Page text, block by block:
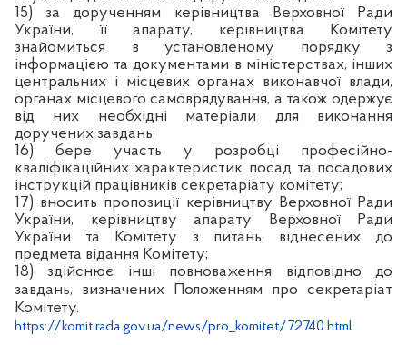
15) за дорученням керівництва Верховної Ради
України, її апарату, керівництва Комітету
знайомиться в установленому порядку з
інформацією та документами в міністерствах, інших
центральних і місцевих органах виконавчої влади,
органах місцевого самоврядування, а також одержує
від них необхідні матеріали для виконання
доручених завдань;
16) бере участь у розробці професійно-
кваліфікаційних характеристик посад та посадових
інструкцій працівників секретаріату комітету;
17) вносить пропозиції керівництву Верховної Ради
України, керівництву апарату Верховної Ради
України та Комітету з питань, віднесених до
предмета відання Комітету;
18) здійснює інші повноваження відповідно до
завдань, визначених Положенням про секретаріат
Комітету.
https://komit.rada.gov.ua/news/pro_komitet/72740.html